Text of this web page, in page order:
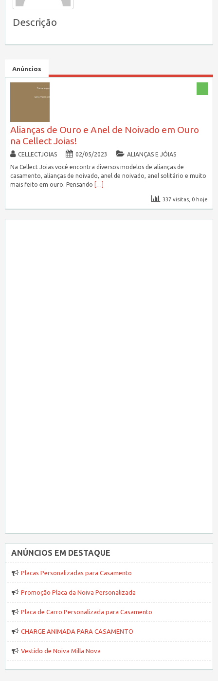
Descrição
Anúncios
Alianças de Ouro e Anel de Noivado em Ouro
na Cellect Joias!
CELLECTJOIAS 02/05/2023
ALIANÇAS E JÓIAS
Na Cellect Joias você encontra diversos modelos de alianças de
casamento, alianças de noivado, anel de noivado, anel solitário e muito
mais feito em ouro. Pensando
[…]
337 visitas, 0 hoje
ANÚNCIOS EM DESTAQUE
Placas Personalizadas para Casamento
Promoção Placa da Noiva Personalizada
Placa de Carro Personalizada para Casamento
CHARGE ANIMADA PARA CASAMENTO
Vestido de Noiva Milla Nova